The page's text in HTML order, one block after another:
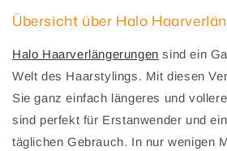
Übersicht über Halo
Halo Haarverlängerungen sind ein
Welt des Haarstylings. Mit diesen
Sie ganz einfach längeres und
sind perfekt für Erstanwender und
täglichen Gebrauch. In nur wenigen